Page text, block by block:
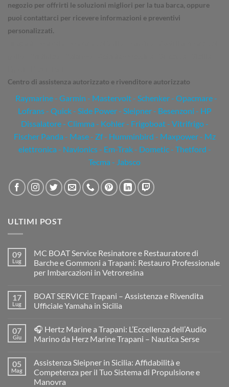
negozio per offrirti le soluzioni migliori per la tua barca, oppure
puoi contattarci per ricevere informazioni e preventivi
personalizzati.
Centro di assistenza autorizzato e rivenditore autorizzato
Raymarine- Garmin - Mastervolt - Schenker - Opacmare -
Lofrans - Quick - Side Power - Sleipner - Besenzoni - HP
Dissalatore - Climma - Kohler - Frigoboat - Vitrifrigo -
Fischer Panda - Mase - Zf - Humminbird - Maxpower - Mz
elettronica - Navionics - Em-Trak - Dometic - Thetford -
Tecma - Jabsco
ULTIMI POST
09
Lug
MC BOAT Service Resinatore e Restauratore di
Barche e Gommoni a Trapani: Restauro Professionale
per Imbarcazioni in Vetroresina
su
MC
BOAT
e
Restauratore
di
Gommoni
a
Trapani:
Restauro
17
Lug
BOAT SERVICE Trapani – Assistenza e Rivendita
Ufficiale Yamaha in Sicilia
su
BOAT
SERVICE
Assistenza
e
Rivendita
Ufficiale
07
Giu
🎧 Hertz Marine a Trapani: L’Eccellenza dell’Audio
Marino da Herz Marine Trapani – Nautica Serse
su
🎧
Hertz
Marine
05
Mag
Assistenza Sleipner in Sicilia: Affidabilità e
Competenza per il Tuo Sistema di Propulsione e
Manovra